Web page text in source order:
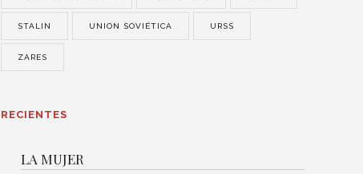
STALIN UNION SOVIÉTICA URSS
ZARES
RECIENTES
LA MUJER